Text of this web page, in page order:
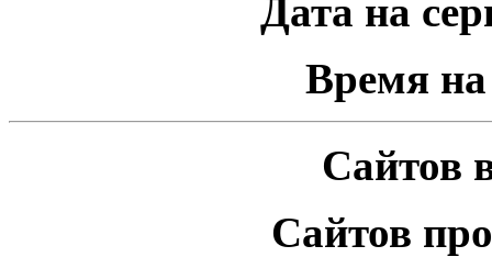
Дата на
Время на
Сайтов
Сайтов